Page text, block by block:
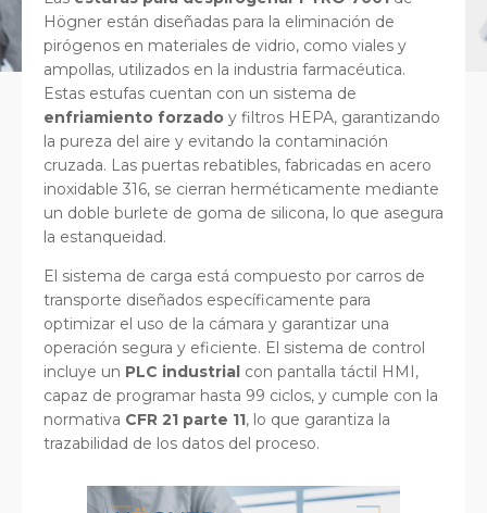
Högner están diseñadas para la eliminación de
pirógenos en materiales de vidrio, como viales y
ampollas, utilizados en la industria farmacéutica.
Estas estufas cuentan con un sistema de
enfriamiento forzado y filtros HEPA, garantizando
la pureza del aire y evitando la contaminación
cruzada. Las puertas rebatibles, fabricadas en acero
inoxidable 316, se cierran herméticamente mediante
un doble burlete de goma de silicona, lo que asegura
la estanqueidad.
El sistema de carga está compuesto por carros de
transporte diseñados específicamente para
optimizar el uso de la cámara y garantizar una
operación segura y eficiente. El sistema de control
incluye un PLC industrial con pantalla táctil HMI,
capaz de programar hasta 99 ciclos, y cumple con la
normativa CFR 21 parte 11, lo que garantiza la
trazabilidad de los datos del proceso.